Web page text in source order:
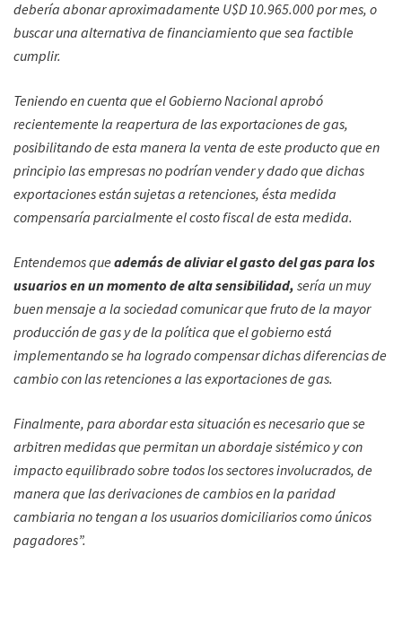
debería abonar aproximadamente U$D 10.965.000 por mes, o
buscar una alternativa de financiamiento que sea factible
cumplir.
Teniendo en cuenta que el Gobierno Nacional aprobó
recientemente la reapertura de las exportaciones de gas,
posibilitando de esta manera la venta de este producto que en
principio las empresas no podrían vender y dado que dichas
exportaciones están sujetas a retenciones, ésta medida
compensaría parcialmente el costo fiscal de esta medida.
Entendemos que además de aliviar el gasto del gas para los
usuarios en un momento de alta sensibilidad, sería un muy
buen mensaje a la sociedad comunicar que fruto de la mayor
producción de gas y de la política que el gobierno está
implementando se ha logrado compensar dichas diferencias de
cambio con las retenciones a las exportaciones de gas.
Finalmente, para abordar esta situación es necesario que se
arbitren medidas que permitan un abordaje sistémico y con
impacto equilibrado sobre todos los sectores involucrados, de
manera que las derivaciones de cambios en la paridad
cambiaria no tengan a los usuarios domiciliarios como únicos
pagadores”.